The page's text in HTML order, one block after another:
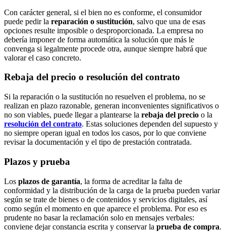
Con carácter general, si el bien no es conforme, el consumidor
puede pedir la reparación o sustitución, salvo que una de esas
opciones resulte imposible o desproporcionada. La empresa no
debería imponer de forma automática la solución que más le
convenga si legalmente procede otra, aunque siempre habrá que
valorar el caso concreto.
Rebaja del precio o resolución del contrato
Si la reparación o la sustitución no resuelven el problema, no se
realizan en plazo razonable, generan inconvenientes significativos o
no son viables, puede llegar a plantearse la rebaja del precio o la
resolución del contrato. Estas soluciones dependen del supuesto y
no siempre operan igual en todos los casos, por lo que conviene
revisar la documentación y el tipo de prestación contratada.
Plazos y prueba
Los plazos de garantía, la forma de acreditar la falta de
conformidad y la distribución de la carga de la prueba pueden variar
según se trate de bienes o de contenidos y servicios digitales, así
como según el momento en que aparece el problema. Por eso es
prudente no basar la reclamación solo en mensajes verbales:
conviene dejar constancia escrita y conservar la prueba de compra.